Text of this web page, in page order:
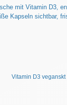
Vitamin D3 veganskt